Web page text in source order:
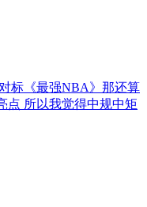
标《最强NBA》那还算
点 所以我觉得中规中矩